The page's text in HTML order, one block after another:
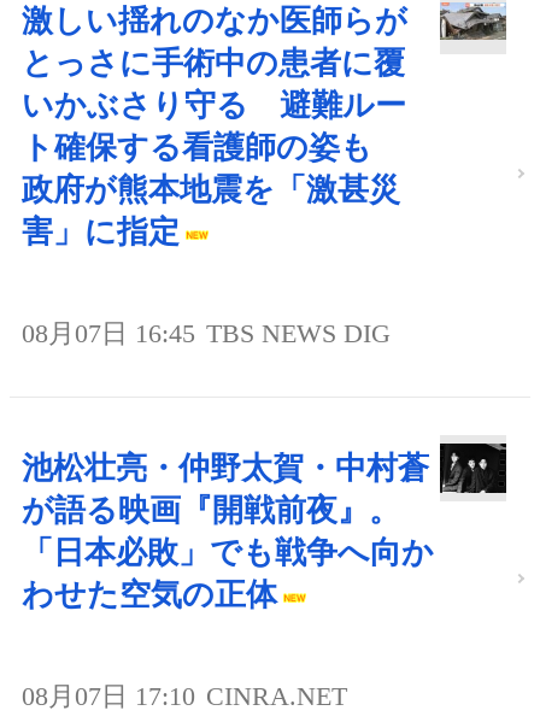
激しい揺れのなか医師らが
とっさに手術中の患者に覆
いかぶさり守る 避難ルー
ト確保する看護師の姿も
政府が熊本地震を「激甚災
害」に指定
08月07日 16:45 TBS NEWS DIG
池松壮亮・仲野太賀・中村蒼
が語る映画『開戦前夜』。
「日本必敗」でも戦争へ向か
わせた空気の正体
08月07日 17:10 CINRA.NET